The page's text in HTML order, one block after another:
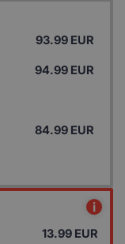
93.99 EUR
94.99 EUR
84.99 EUR
i
13.99 EUR